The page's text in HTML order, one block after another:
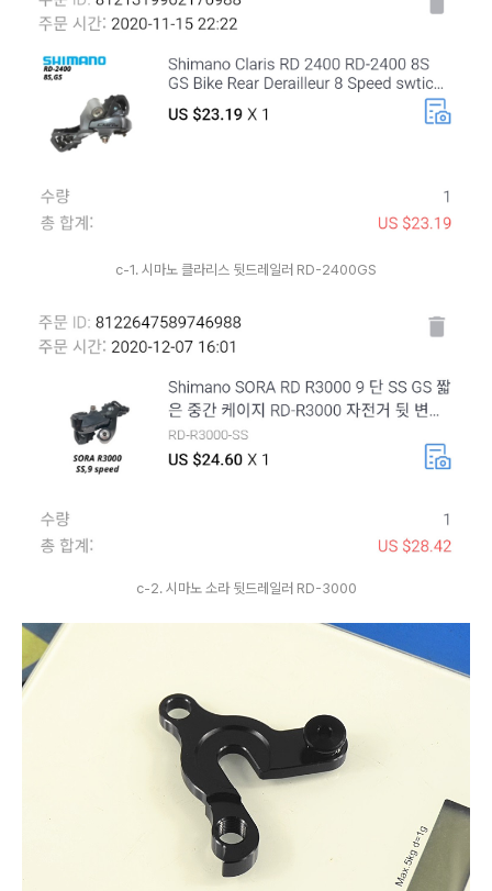
c-1. 시마노 클라리스 뒷드레일러 RD-2400GS
c-2. 시마노 소라 뒷드레일러 RD-3000